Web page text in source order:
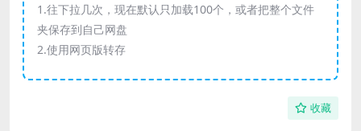
1.往下拉几次，现在默认只加载100个，或者把整个文件
夹保存到自己网盘
2.使用网页版转存
收藏